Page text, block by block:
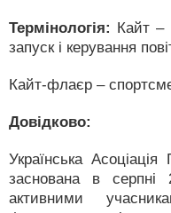
Термінологія: Кайт –
запуск і керування
Кайт-флаєр –
Довідково:
Українська
заснована в серпні
активними